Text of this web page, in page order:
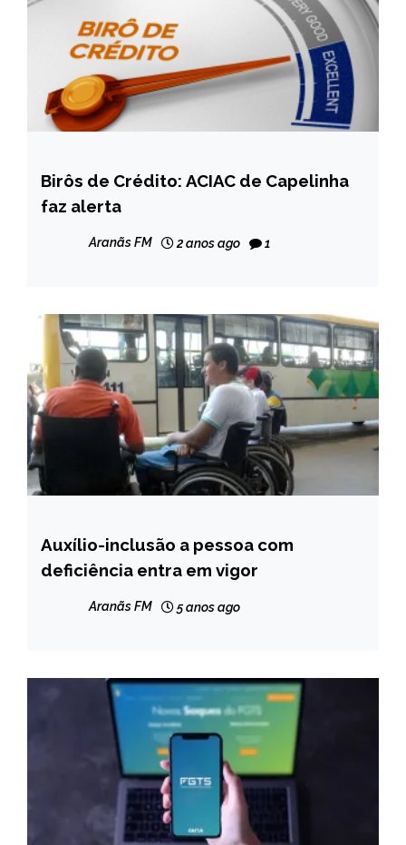
CAPELINHA
NOTÍCIAS
Birôs de Crédito: ACIAC de Capelinha
faz alerta
Aranãs FM 2 anos ago 1
BRASIL
NOTÍCIAS
Auxílio-inclusão a pessoa com
deficiência entra em vigor
Aranãs FM 5 anos ago